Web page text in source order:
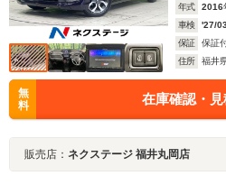
年式 2016
車検
'27/
保証
保証
住所
福井
無
料
在庫確認・
販売店： ネクステージ 福井丸岡店